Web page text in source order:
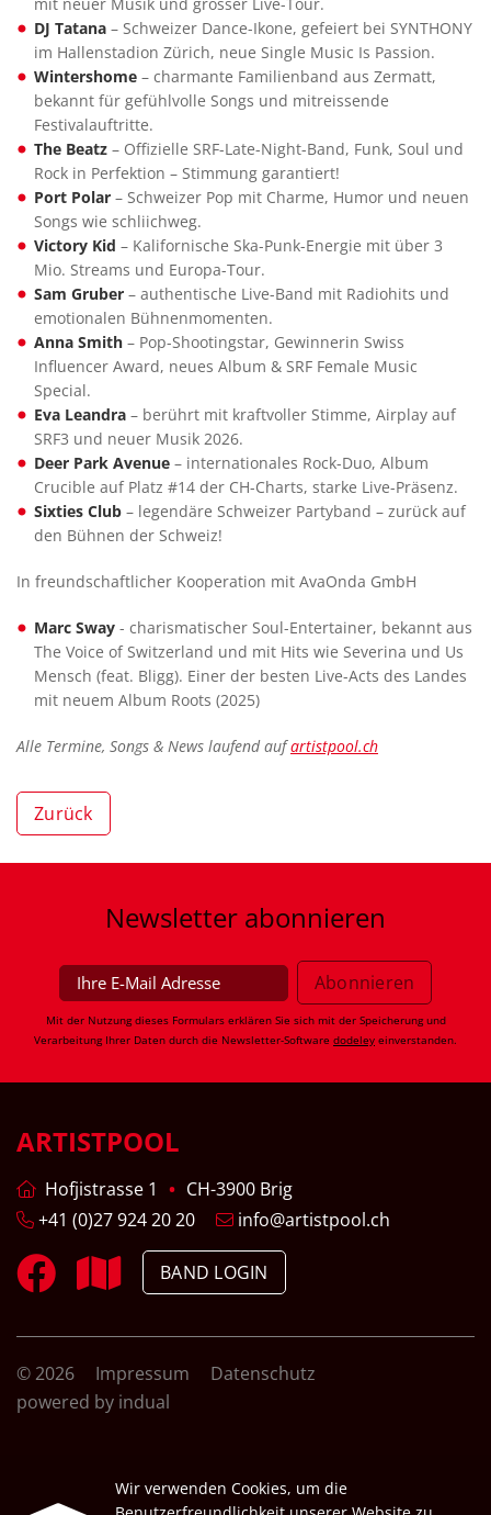
mit neuer Musik und grosser Live-Tour.
DJ Tatana – Schweizer Dance-Ikone, gefeiert bei SYNTHONY
im Hallenstadion Zürich, neue Single Music Is Passion.
Wintershome – charmante Familienband aus Zermatt,
bekannt für gefühlvolle Songs und mitreissende
Festivalauftritte.
The Beatz – Offizielle SRF-Late-Night-Band, Funk, Soul und
Rock in Perfektion – Stimmung garantiert!
Port Polar – Schweizer Pop mit Charme, Humor und neuen
Songs wie schliichweg.
Victory Kid – Kalifornische Ska-Punk-Energie mit über 3
Mio. Streams und Europa-Tour.
Sam Gruber – authentische Live-Band mit Radiohits und
emotionalen Bühnenmomenten.
Anna Smith – Pop-Shootingstar, Gewinnerin Swiss
Influencer Award, neues Album & SRF Female Music
Special.
Eva Leandra – berührt mit kraftvoller Stimme, Airplay auf
SRF3 und neuer Musik 2026.
Deer Park Avenue – internationales Rock-Duo, Album
Crucible auf Platz #14 der CH-Charts, starke Live-Präsenz.
Sixties Club – legendäre Schweizer Partyband – zurück auf
den Bühnen der Schweiz!
In freundschaftlicher Kooperation mit AvaOnda GmbH
Marc Sway - charismatischer Soul-Entertainer, bekannt aus
The Voice of Switzerland und mit Hits wie Severina und Us
Mensch (feat. Bligg). Einer der besten Live-Acts des Landes
mit neuem Album Roots (2025)
Alle Termine, Songs & News laufend aufartistpool.ch
Zurück
Newsletter abonnieren
Mit der Nutzung dieses Formulars erklären Sie sich mit der Speicherung und
Verarbeitung Ihrer Daten durch die Newsletter-Software dodeley einverstanden.
ARTISTPOOL
Hofjistrasse 1
CH-3900 Brig
+41 (0)27 924 20 20
info@artistpool.ch
BAND LOGIN
© 2026 Impressum
Datenschutz
powered by indual
Wir verwenden Cookies, um die